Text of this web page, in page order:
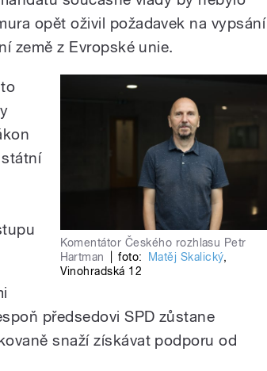
opět oživil požadavek na vypsání
země z Evropské unie.
Komentátor Českého rozhlasu Petr
Hartman
foto: Matěj Skalický,
Vinohradská 12
předsedovi SPD zůstane
snaží získávat podporu od